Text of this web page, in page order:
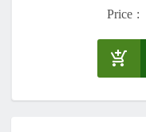
Price :